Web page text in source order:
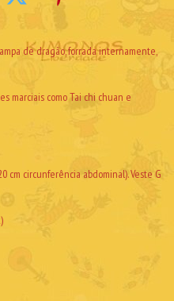
de dragão, forrada internamente,
marciais como Tai chi chuan e
cm circunferência abdominal). Veste G